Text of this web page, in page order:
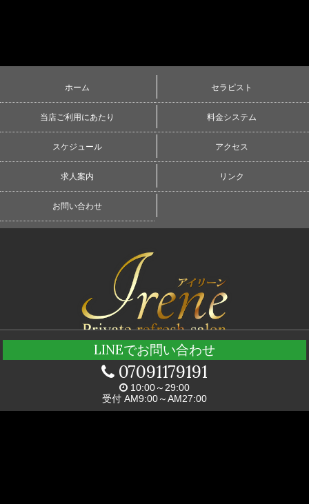
ホーム セラピスト
当店ご利用にあたり 料金システム
スケジュール アクセス
求人案内 リンク
お問い合わせ
Copyright (C) Irene. All Rights Reserved.
初期費用無料！メンズエステホームページ制作
LINEでお問い合わせ
07091179191
10:00～29:00
受付 AM9:00～AM27:00